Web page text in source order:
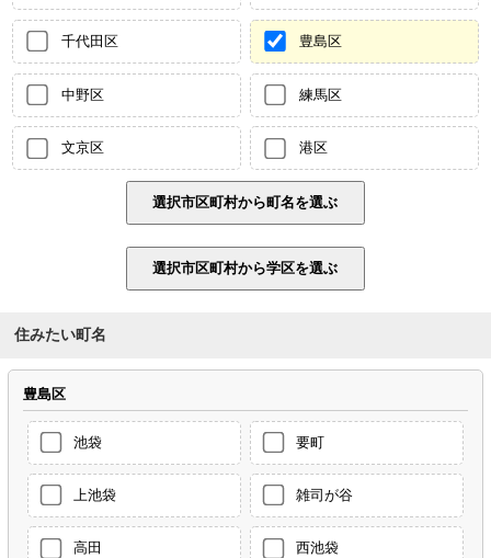
千代田区 豊島区
中野区 練馬区
文京区 港区
住みたい町名
豊島区
池袋 要町
上池袋 雑司が谷
高田 西池袋